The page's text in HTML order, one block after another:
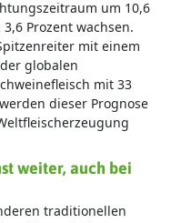
dieser Prognose
weiter, auch bei
traditionellen
hin zu tierischen
und
FAO gehen bei ihren
Fleisch–Pro–Kopf–
29 Kilogramm